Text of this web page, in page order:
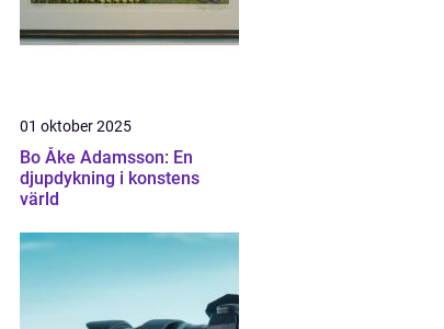
01 oktober 2025
Bo Åke Adamsson: En
djupdykning i konstens
värld